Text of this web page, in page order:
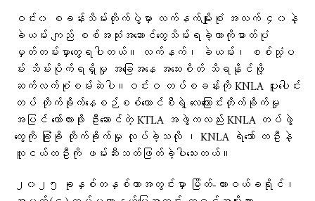
ဝင်း၀ စခန်းသိမ်းတိုက်ပွဲမှာ လက်နက်မျိုးစုံ အလက် ၄၀နဲ့
ခဲယမ်း ကျည် စစ်အသုံးအဆောင်တွေသိမ်းရခဲ့တာကိုဓာတ်ပုံ
မှတ်တမ်းမှာတွေ့ရပါတယ်။ လက်နက်၊ ခဲယမ်း၊ စစ်သုံ့ပ
မ်း သိမ်းပိုက်ရရှိမှု အခြေအနေ အသေးစိတ် သိရနိုင်ဖို့
ဆက်လက်စုံစမ်းဆဲပါ။ဝင်းဝ တပ်စခန်းကို KNLA ပူးပေါင်း
တပ် တိုက်ခိုက်နေစဉ်စစ်ကောင်စီရဲ့ လေကြောင်းတိုက်ခိုက်မှု
အပြင် ကော်လားဖိုး ဦးဆောင်တဲ့ KTLA အဖွဲ့ကလည်း KNLA တပ်ဖွဲ့
တွေကို ခြုံခို တိုက်ခိုက်မှု လုပ်ခဲ့သလို ၊ KNLA ရဲဘော် တဦးနဲ့
လူငယ်တဦးကို ဖမ်းဆီးသတ်ဖြတ်ခဲ့ပါသေးတယ်။
၂၀၂၅ ခုနှစ်တနှစ်တာအတွင်းမှာ မြိတ်-ထားဝယ်ခရိုင်၊